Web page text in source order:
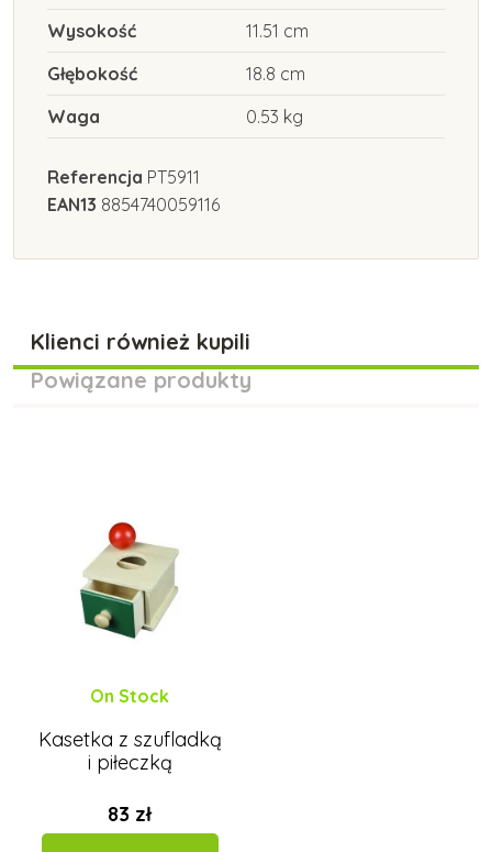
Wysokość
11.51 cm
Głębokość
18.8 cm
Waga
0.53 kg
Referencja PT5911
EAN13 8854740059116
Klienci również kupili
Powiązane produkty
On Stock
Kasetka z szufladką
i piłeczką
83 zł